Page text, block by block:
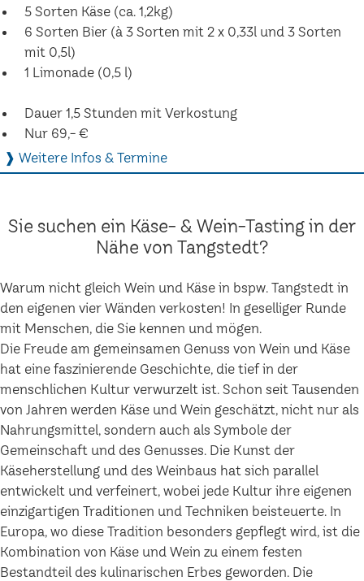
5 Sorten Käse (ca. 1,2kg)
6 Sorten Bier (à 3 Sorten mit 2 x 0,33l und 3 Sorten
mit 0,5l)
1 Limonade (0,5 l)
Dauer 1,5 Stunden mit Verkostung
Nur 69,- €
❱ Weitere Infos & Termine
Sie suchen ein Käse- & Wein-Tasting in der
Nähe von Tangstedt?
Warum nicht gleich Wein und Käse in bspw. Tangstedt in
den eigenen vier Wänden verkosten! In geselliger Runde
mit Menschen, die Sie kennen und mögen.
Die Freude am gemeinsamen Genuss von Wein und Käse
hat eine faszinierende Geschichte, die tief in der
menschlichen Kultur verwurzelt ist. Schon seit Tausenden
von Jahren werden Käse und Wein geschätzt, nicht nur als
Nahrungsmittel, sondern auch als Symbole der
Gemeinschaft und des Genusses. Die Kunst der
Käseherstellung und des Weinbaus hat sich parallel
entwickelt und verfeinert, wobei jede Kultur ihre eigenen
einzigartigen Traditionen und Techniken beisteuerte. In
Europa, wo diese Tradition besonders gepflegt wird, ist die
Kombination von Käse und Wein zu einem festen
Bestandteil des kulinarischen Erbes geworden. Die